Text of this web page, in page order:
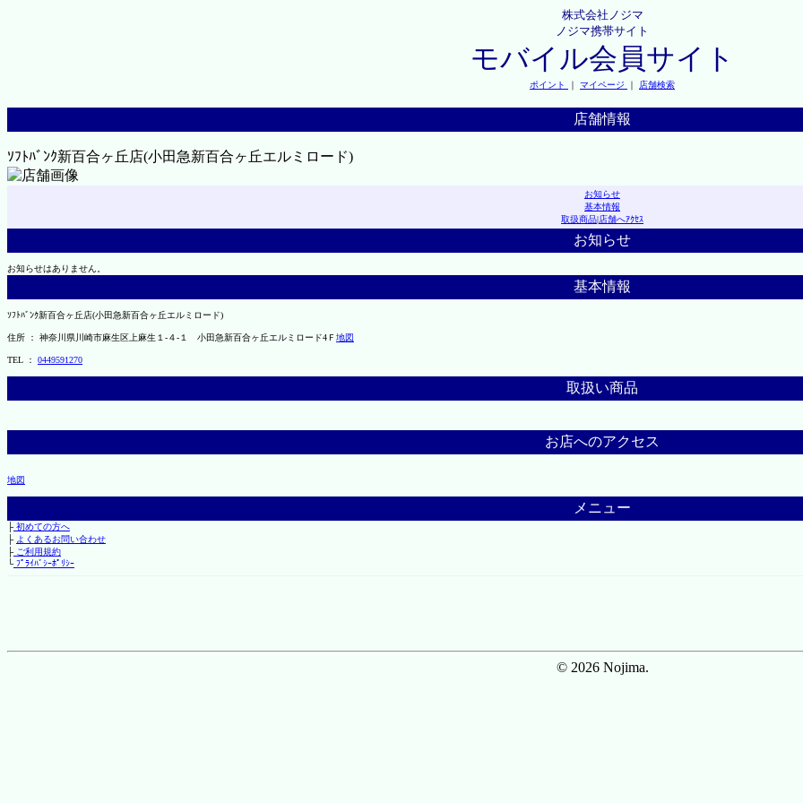
株式会社ノジマ
ノジマ携帯サイト
モバイル会員サイト
ポイント ｜ マイページ ｜ 店舗検索
店舗情報
ｿﾌﾄﾊﾞﾝｸ新百合ヶ丘店(小田急新百合ヶ丘エルミロード)
お知らせ
基本情報
取扱商品|店舗へｱｸｾｽ
お知らせ
お知らせはありません。
基本情報
ｿﾌﾄﾊﾞﾝｸ新百合ヶ丘店(小田急新百合ヶ丘エルミロード)
住所 ： 神奈川県川崎市麻生区上麻生１-４-１ 小田急新百合ヶ丘エルミロード4Ｆ 地図
TEL ： 0449591270
取扱い商品
お店へのアクセス
地図
メニュー
├初めての方へ
├ よくあるお問い合わせ
├ご利用規約
└ﾌﾟﾗｲﾊﾞｼｰﾎﾟﾘｼｰ
© 2026 Nojima.